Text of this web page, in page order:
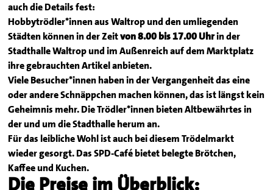
auch die Details fest:
Hobbytrödler*innen aus Waltrop und den umliegenden
Städten können in der Zeitvon 8.00 bis 17.00 Uhrin der
Stadthalle Waltrop und im Außenreich auf dem Marktplatz
ihre gebrauchten Artikel anbieten.
Viele Besucher*innen haben in der Vergangenheit das eine
oder andere Schnäppchen machen können, das ist längst kein
Geheimnis mehr. Die Trödler*innen bieten Altbewährtes in
der und um die Stadthalle herum an.
Für das leibliche Wohl ist auch bei diesem Trödelmarkt
wieder gesorgt. Das SPD-Café bietet belegte Brötchen,
Kaffee und Kuchen.
Die Preise im Überblick: